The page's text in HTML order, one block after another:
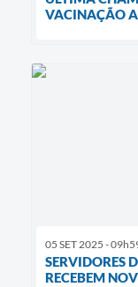
VACINAÇÃO
05 SET 2025 -
SERVIDORES
RECEBEM